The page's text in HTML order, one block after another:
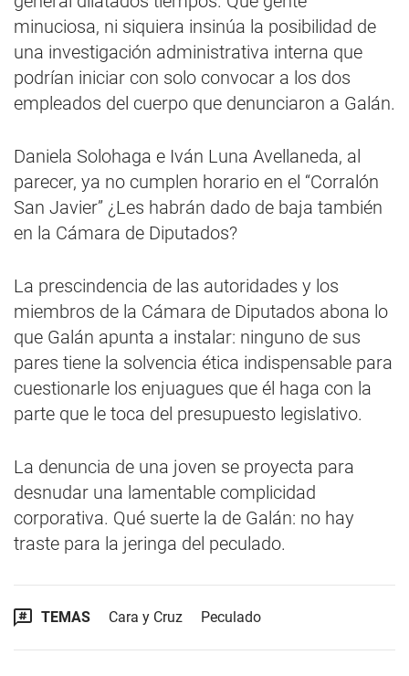
minuciosa, ni siquiera insinúa la posibilidad de
una investigación administrativa interna que
podrían iniciar con solo convocar a los dos
empleados del cuerpo que denunciaron a Galán.
Daniela Solohaga e Iván Luna Avellaneda, al
parecer, ya no cumplen horario en el “Corralón
San Javier” ¿Les habrán dado de baja también
en la Cámara de Diputados?
La prescindencia de las autoridades y los
miembros de la Cámara de Diputados abona lo
que Galán apunta a instalar: ninguno de sus
pares tiene la solvencia ética indispensable para
cuestionarle los enjuagues que él haga con la
parte que le toca del presupuesto legislativo.
La denuncia de una joven se proyecta para
desnudar una lamentable complicidad
corporativa. Qué suerte la de Galán: no hay
traste para la jeringa del peculado.
TEMAS Cara y Cruz Peculado